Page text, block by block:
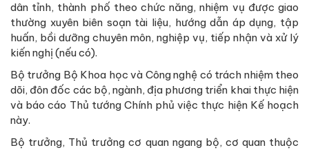
dân tỉnh, thành phố theo chức năng, nhiệm vụ được giao
thường xuyên biên soạn tài liệu, hướng dẫn áp dụng, tập
huấn, bồi dưỡng chuyên môn, nghiệp vụ, tiếp nhận và xử lý
kiến nghị (nếu có).
Bộ trưởng Bộ Khoa học và Công nghệ có trách nhiệm theo
dõi, đôn đốc các bộ, ngành, địa phương triển khai thực hiện
và báo cáo Thủ tướng Chính phủ việc thực hiện Kế hoạch
này.
Bộ trưởng, Thủ trưởng cơ quan ngang bộ, cơ quan thuộc